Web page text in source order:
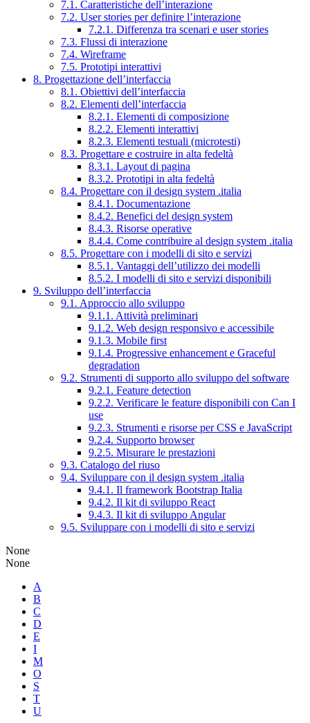
7.1. Caratteristiche dell’interazione
7.2. User stories per definire l’interazione
7.2.1. Differenza tra scenari e user stories
7.3. Flussi di interazione
7.4. Wireframe
7.5. Prototipi interattivi
8. Progettazione dell’interfaccia
8.1. Obiettivi dell’interfaccia
8.2. Elementi dell’interfaccia
8.2.1. Elementi di composizione
8.2.2. Elementi interattivi
8.2.3. Elementi testuali (microtesti)
8.3. Progettare e costruire in alta fedeltà
8.3.1. Layout di pagina
8.3.2. Prototipi in alta fedeltà
8.4. Progettare con il design system .italia
8.4.1. Documentazione
8.4.2. Benefici del design system
8.4.3. Risorse operative
8.4.4. Come contribuire al design system .italia
8.5. Progettare con i modelli di sito e servizi
8.5.1. Vantaggi dell’utilizzo dei modelli
8.5.2. I modelli di sito e servizi disponibili
9. Sviluppo dell’interfaccia
9.1. Approccio allo sviluppo
9.1.1. Attività preliminari
9.1.2. Web design responsivo e accessibile
9.1.3. Mobile first
9.1.4. Progressive enhancement e Graceful
degradation
9.2. Strumenti di supporto allo sviluppo del software
9.2.1. Feature detection
9.2.2. Verificare le feature disponibili con Can I
use
9.2.3. Strumenti e risorse per CSS e JavaScript
9.2.4. Supporto browser
9.2.5. Misurare le prestazioni
9.3. Catalogo del riuso
9.4. Sviluppare con il design system .italia
9.4.1. Il framework Bootstrap Italia
9.4.2. Il kit di sviluppo React
9.4.3. Il kit di sviluppo Angular
9.5. Sviluppare con i modelli di sito e servizi
None
None
A
B
C
D
E
I
M
O
S
T
U